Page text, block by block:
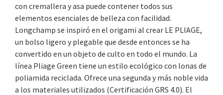
con cremallera y asa puede contener todos sus
elementos esenciales de belleza con facilidad.
Longchamp se inspiró en el origami al crear LE PLIAGE,
un bolso ligero y plegable que desde entonces se ha
convertido en un objeto de culto en todo el mundo. La
línea Pliage Green tiene un estilo ecológico con lonas de
poliamida reciclada. Ofrece una segunda y más noble vida
a los materiales utilizados (Certificación GRS 4.0). El